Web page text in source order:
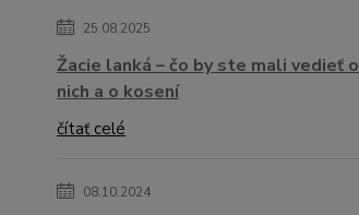
25.08.2025
Žacie lanká – čo by ste mali vedieť o
nich a o kosení
čítať celé
08.10.2024